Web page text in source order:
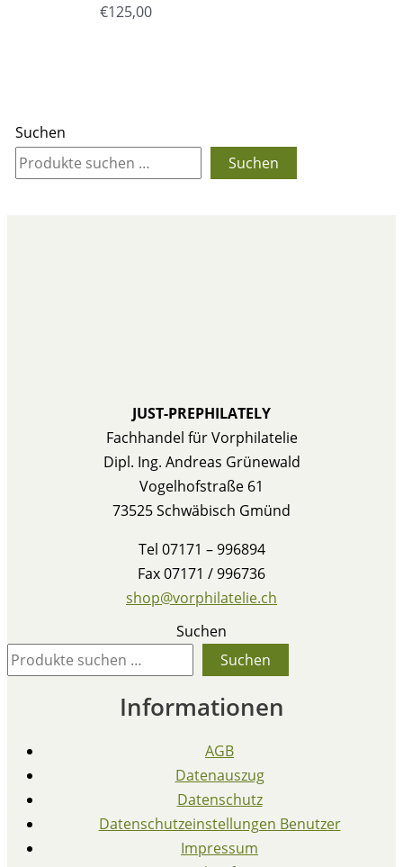
Suchen
Suchen
€125,00
JUST-PREPHILATELY
Fachhandel für Vorphilatelie
Dipl. Ing. Andreas Grünewald
Vogelhofstraße 61
73525 Schwäbisch Gmünd
Tel 07171 – 996894
Fax 07171 / 996736
shop@vorphilatelie.ch
Suchen
Suchen
Informationen
AGB
Datenauszug
Datenschutz
Datenschutzeinstellungen Benutzer
Impressum